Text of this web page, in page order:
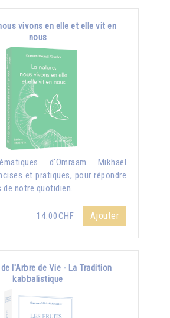
vivons en elle et elle vit en
nous
d'Omraam Mikhaël
et pratiques, pour répondre
de notre quotidien.
14.00CHF Ajouter
l'Arbre de Vie - La Tradition
kabbalistique